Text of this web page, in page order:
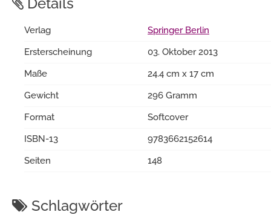
Verlag
Springer Berlin
Ersterscheinung
03. Oktober 2013
Maße
24.4 cm x 17 cm
Gewicht
296 Gramm
Format
Softcover
ISBN-13
9783662152614
Seiten
148
Schlagwörter